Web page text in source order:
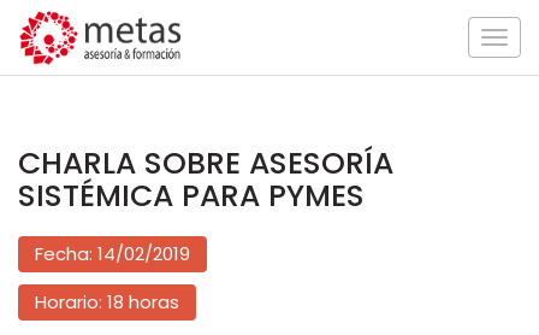
CHARLA SOBRE ASESORÍA
SISTÉMICA PARA PYMES
Fecha: 14/02/2019
Horario: 18 horas